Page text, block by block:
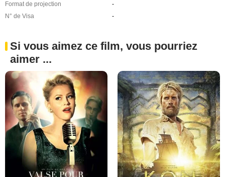
Format de projection
-
N° de Visa
-
Si vous aimez ce film, vous pourriez
aimer ...